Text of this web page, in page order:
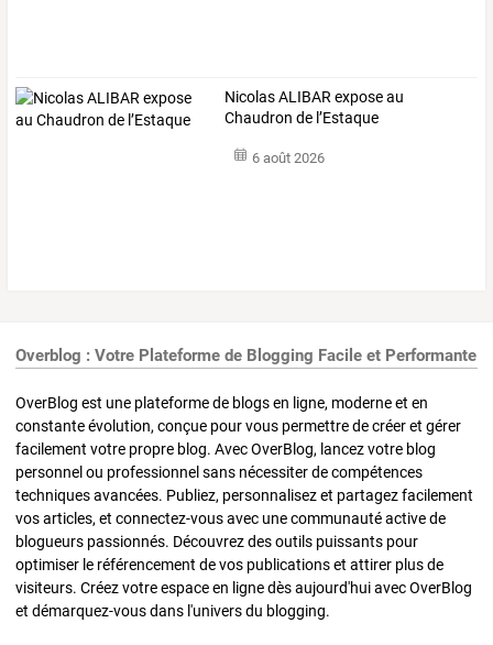
Nicolas ALIBAR expose au
Chaudron de l’Estaque
6 août 2026
Overblog : Votre Plateforme de Blogging Facile et Performante
OverBlog est une plateforme de blogs en ligne, moderne et en
constante évolution, conçue pour vous permettre de créer et gérer
facilement votre propre blog. Avec OverBlog, lancez votre blog
personnel ou professionnel sans nécessiter de compétences
techniques avancées. Publiez, personnalisez et partagez facilement
vos articles, et connectez-vous avec une communauté active de
blogueurs passionnés. Découvrez des outils puissants pour
optimiser le référencement de vos publications et attirer plus de
visiteurs. Créez votre espace en ligne dès aujourd'hui avec OverBlog
et démarquez-vous dans l'univers du blogging.